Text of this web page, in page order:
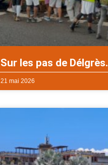
Sur les pas de Délgrès.
21 mai 2026